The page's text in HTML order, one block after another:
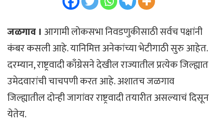
जळगाव । आगामी लोकसभा निवडणुकीसाठी सर्वच पक्षांनी
कंबर कसली आहे. यानिमित्त अनेकांच्या भेटीगाठी सुरु आहेत.
दरम्यान, राष्ट्रवादी काँग्रेसने देखील राज्यातील प्रत्येक जिल्ह्यात
उमेदवारांची चाचपणी करत आहे. अशातच जळगाव
जिल्ह्यातील दोन्ही जागांवर राष्ट्रवादी तयारीत असल्याचं दिसून
येतेय.